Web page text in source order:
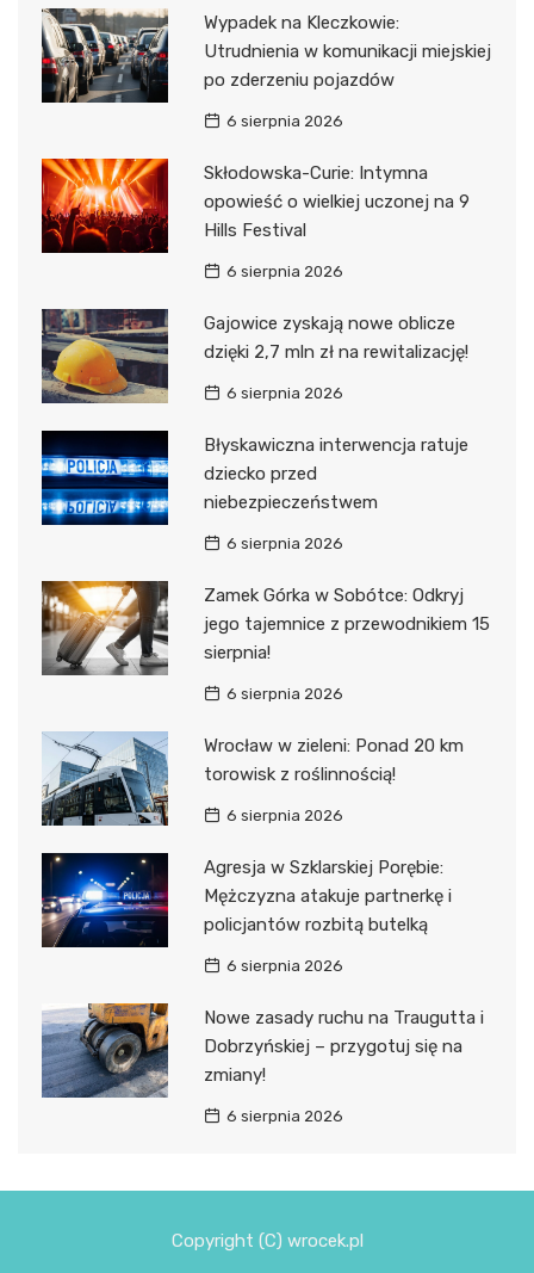
Wypadek na Kleczkowie:
Utrudnienia w komunikacji miejskiej
po zderzeniu pojazdów
6 sierpnia 2026
Skłodowska-Curie: Intymna
opowieść o wielkiej uczonej na 9
Hills Festival
6 sierpnia 2026
Gajowice zyskają nowe oblicze
dzięki 2,7 mln zł na rewitalizację!
6 sierpnia 2026
Błyskawiczna interwencja ratuje
dziecko przed
niebezpieczeństwem
6 sierpnia 2026
Zamek Górka w Sobótce: Odkryj
jego tajemnice z przewodnikiem 15
sierpnia!
6 sierpnia 2026
Wrocław w zieleni: Ponad 20 km
torowisk z roślinnością!
6 sierpnia 2026
Agresja w Szklarskiej Porębie:
Mężczyzna atakuje partnerkę i
policjantów rozbitą butelką
6 sierpnia 2026
Nowe zasady ruchu na Traugutta i
Dobrzyńskiej – przygotuj się na
zmiany!
6 sierpnia 2026
Copyright (C) wrocek.pl